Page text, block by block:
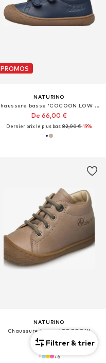
PROMOS
NATURINO
Chaussure basse 'COCOON LOW VL'
De 66,00 €
Dernier prix le plus bas :82,00 €-19%
NATURINO
Chaussure basse 'COCOON'
De 74,00 €
+6
Filtrer & trier